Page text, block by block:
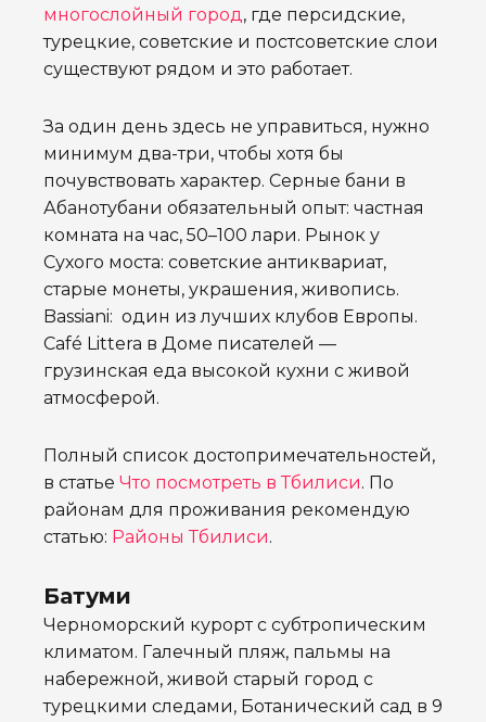
многослойный город, где персидские,
турецкие, советские и постсоветские слои
существуют рядом и это работает.
За один день здесь не управиться, нужно
минимум два-три, чтобы хотя бы
почувствовать характер. Серные бани в
Абанотубани обязательный опыт: частная
комната на час, 50–100 лари. Рынок у
Сухого моста: советские антиквариат,
старые монеты, украшения, живопись.
Bassiani: один из лучших клубов Европы.
Café Littera в Доме писателей —
грузинская еда высокой кухни с живой
атмосферой.
Полный список достопримечательностей,
в статье Что посмотреть в Тбилиси. По
районам для проживания рекомендую
статью: Районы Тбилиси.
Батуми
Черноморский курорт с субтропическим
климатом. Галечный пляж, пальмы на
набережной, живой старый город с
турецкими следами, Ботанический сад в 9